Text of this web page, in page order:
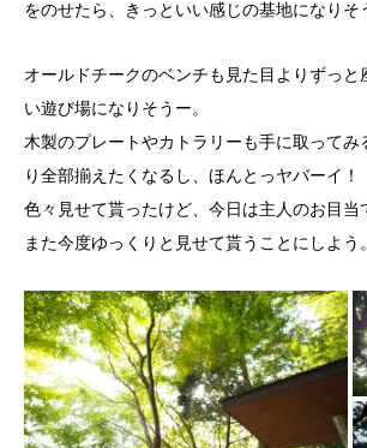
をのせたら、きっといい感じの基地になりそ
オールドチークのベンチも見た目よりずっと
い遊び場になりそうー。
木製のプレートやカトラリーも手に取ってみ
り全部揃えたくなるし、ほんとっヤバーイ！
色々見せて貰ったけど、今日は主人のお目当
また今度ゆっくりと見せて貰うことにしよう。